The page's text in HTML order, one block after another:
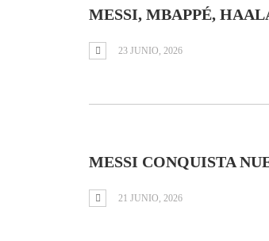
MESSI, MBAPPÉ,
23 JUNIO, 2026
MESSI CONQUISTA
21 JUNIO, 2026